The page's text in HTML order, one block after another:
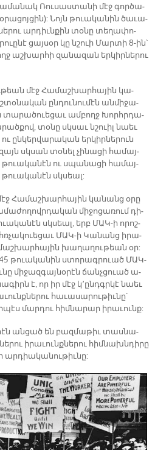
Ռու­սաս­տա­նի մէջ գոր­ծա­
օ­րա­ցոյ­ցին): Նոյն թուա­կա­նին ծա­ւա­
ար­դիւն­քին տօ­նը տե­ղա­փո­
ցայ­սօր կը նշուի Մար­տի 8-ին՝
աշ­խար­հի զա­նա­զան եր­կիր­նե­րու
մէջ Հա­մաշ­խար­հա­յին կա­
ըն­դու­նու­մէն ան­մի­ջա­
տա­րա­ծուե­ցաւ ամ­բողջ Խորհր­դա­
տօ­նը սկսաւ նշուիլ նաեւ
ըն­կեր­վա­րա­կան եր­կիր­նե­րուն
սկսան տօ­նել չի­նա­ցի հա­մայ­
թուա­կա­նէն ու սպա­նա­ցի հա­մայ­
սկսեալ:
Հա­մաշ­խար­հա­յին կա­նանց օ­րը
մի­ջո­ցա­ռում դի­
սկսեալ, երբ ՄԱԿ-ի ո­րոշ­
ՄԱԿ-ի Կա­նանց ի­րա­
խա­ղա­ղու­թեան օր:
թուա­կա­նին ստո­րագ­րուած ՄԱԿ-
մի­ջազ­գա­յ­­նօ­րէն ճանչ­ցուած ա­
է, որ իր մէջ կ՚ընդգր­կէ նաեւ
հա­ւա­սա­րու­թիւ­նը՝
մար­դու հիմ­նա­րար ի­րա­ւունք:
ան­ցած են բազ­մա­թիւ տաս­նա­
ի­րա­ւունք­նե­րու հիմ­նախն­դի­րը
ար­դիա­կա­նու­թիւ­նը: